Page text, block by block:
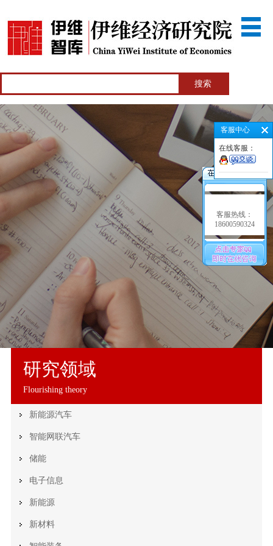
研究领域
Flourishing theory
新能源汽车
智能网联汽车
储能
电子信息
新能源
新材料
客服热线：
18600590324
客服中心
在线客服：